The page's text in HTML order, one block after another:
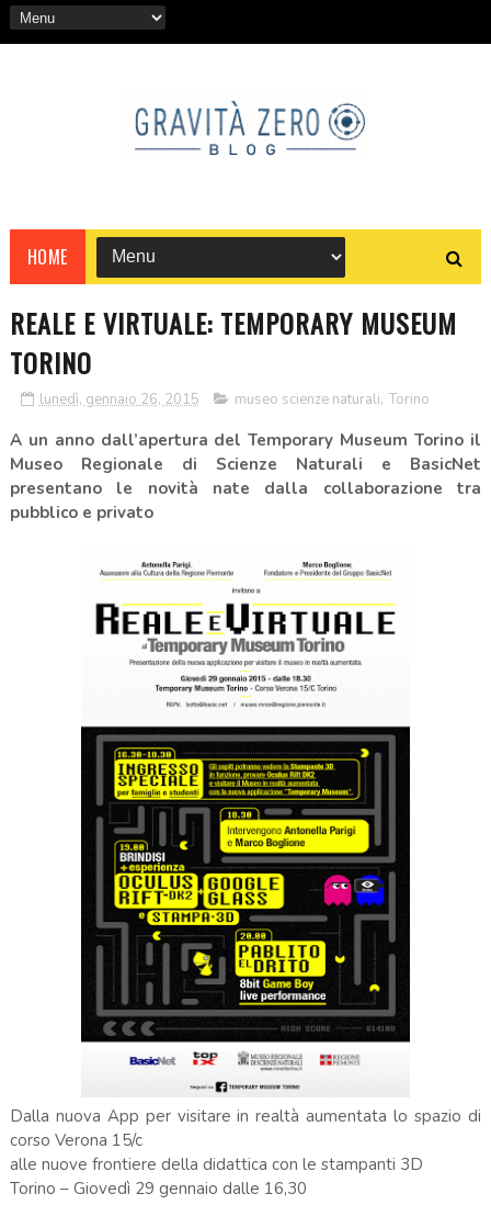
HOME
REALE E VIRTUALE: TEMPORARY MUSEUM
TORINO
lunedì, gennaio 26, 2015 museo scienze naturali, Torino
A un anno dall’apertura del Temporary Museum Torino il
Museo Regionale di Scienze Naturali e BasicNet
presentano le novità nate dalla collaborazione tra
pubblico e privato
Dalla nuova App per visitare in realtà aumentata lo spazio di
corso Verona 15/c
alle nuove frontiere della didattica con le stampanti 3D
Torino – Giovedì 29 gennaio dalle 16,30